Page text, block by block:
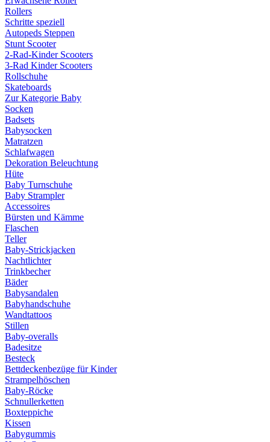
Rollers
Schritte speziell
Autopeds Steppen
Stunt Scooter
2-Rad-Kinder Scooters
3-Rad Kinder Scooters
Rollschuhe
Skateboards
Zur Kategorie Baby
Socken
Badsets
Babysocken
Matratzen
Schlafwagen
Dekoration Beleuchtung
Hüte
Baby Turnschuhe
Baby Strampler
Accessoires
Bürsten und Kämme
Flaschen
Teller
Baby-Strickjacken
Nachtlichter
Trinkbecher
Bäder
Babysandalen
Babyhandschuhe
Wandtattoos
Stillen
Baby-overalls
Badesitze
Besteck
Bettdeckenbezüge für Kinder
Strampelhöschen
Baby-Röcke
Schnullerketten
Boxteppiche
Kissen
Babygummis